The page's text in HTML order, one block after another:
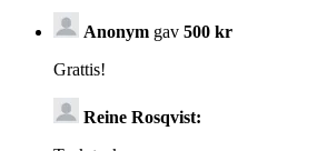
Anonym gav 500 kr
Grattis!
Reine Rosqvist: